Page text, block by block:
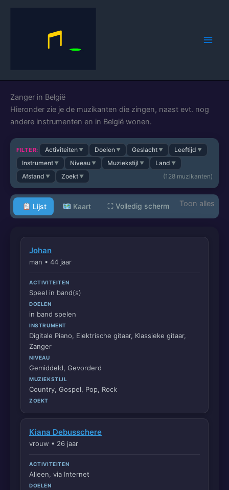
Zanger in België
Hieronder zie je de muzikanten die zingen, naast evt. nog
andere instrumenten en in België wonen.
FILTER: Activiteiten ▼ Doelen ▼ Geslacht ▼ Leeftijd ▼
Instrument ▼ Niveau ▼ Muziekstijl ▼ Land ▼
Afstand ▼ Zoekt ▼ (128 muzikanten)
Lijst Kaart ⛶ Volledig scherm
Johan
man • 44 jaar
ACTIVITEITEN
Speel in band(s)
DOELEN
in band spelen
INSTRUMENT
Digitale Piano, Elektrische gitaar, Klassieke gitaar,
Zanger
NIVEAU
Gemiddeld, Gevorderd
MUZIEKSTIJL
Country, Gospel, Pop, Rock
ZOEKT
Kiana Debusschere
vrouw • 26 jaar
ACTIVITEITEN
Alleen, via Internet
DOELEN